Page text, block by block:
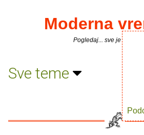
Moderna
Pogledaj... sve je puno
Sve teme